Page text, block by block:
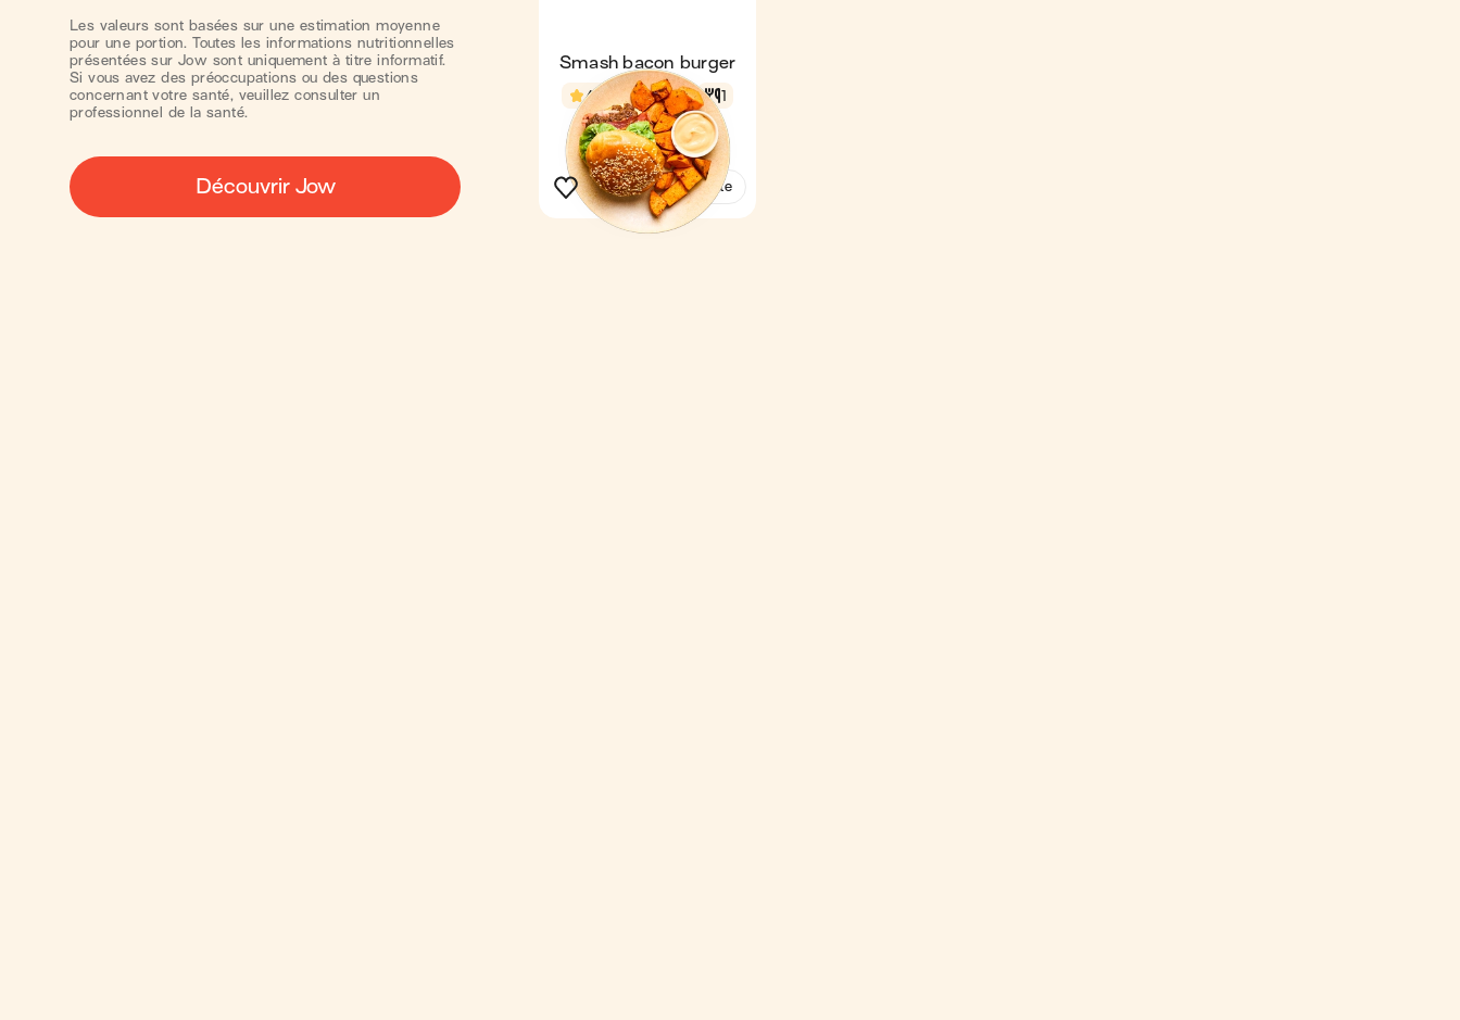
Les valeurs sont basées sur une estimation moyenne
pour une portion. Toutes les informations nutritionnelles
présentées sur Jow sont uniquement à titre informatif.
Si vous avez des préoccupations ou des questions
concernant votre santé, veuillez consulter un
professionnel de la santé.
Découvrir Jow
Smash bacon burger
4,7 38 min 1
Voir la recette